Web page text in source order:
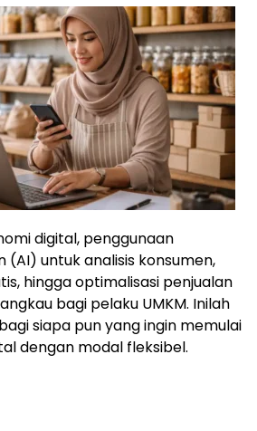
digital, penggunaan
untuk analisis konsumen,
hingga optimalisasi penjualan
bagi pelaku UMKM. Inilah
siapa pun yang ingin memulai
dengan modal fleksibel.